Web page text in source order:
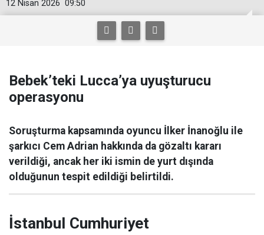
09:50
12 Nisan 2026
Bebek’teki Lucca’ya uyuşturucu
operasyonu
Soruşturma kapsamında oyuncu İlker İnanoğlu ile
şarkıcı Cem Adrian hakkında da gözaltı kararı
verildiği, ancak her iki ismin de yurt dışında
olduğunun tespit edildiği belirtildi.
İstanbul Cumhuriyet